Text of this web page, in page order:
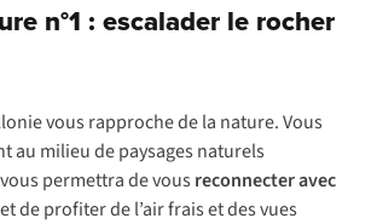
n°1 : escalader le rocher
vous rapproche de la nature. Vous
au milieu de paysages naturels
permettra de vous reconnecter avec
et de profiter de l’air frais et des vues